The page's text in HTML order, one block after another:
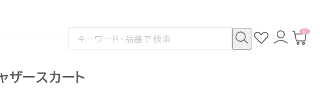
検
お
気
ロ
グ
カ
0
ザースカート